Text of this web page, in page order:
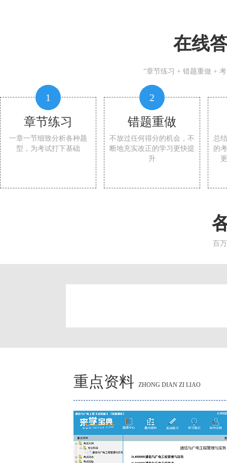
在线
“章节练习 + 错题重做 +
1
章节练习
一章一节细致分析各种题
型，为考试打下基础
2
错题重做
不放过任何得分的机会，不
断地充实改正的学习更快提
升
总
的
百
重点资料 ZHONG DIAN ZI LIAO